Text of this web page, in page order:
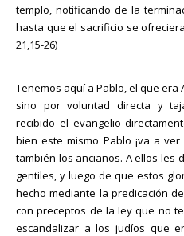
templo, notificando de la
hasta que el sacrificio se
21,15-26)
Tenemos aquí a Pablo, el que
sino por voluntad directa y
recibido el evangelio
bien este mismo Pablo ¡va a
también los ancianos. A ellos les
gentiles, y luego de que estos
hecho mediante la predicación
con preceptos de la ley que no
escandalizar a los judíos que